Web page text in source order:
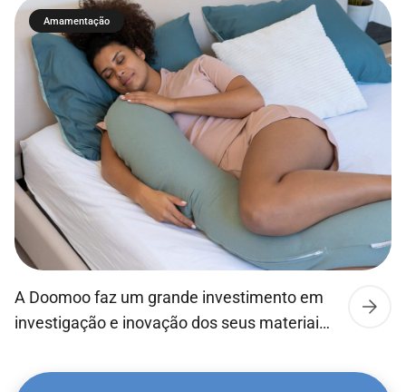
quando o bebé bebe ativamente, para que
este possa beber, engolir e respirar tal como
no peito da mãe. Os bebés conseguem
succionar, engolir e respirar ao seu ritmo
natural, tal como no peito. O que faz com […]
Amamentação
A Doomoo faz um grande investimento em
investigação e inovação dos seus materiais,
Desta forma garante um maior conforto